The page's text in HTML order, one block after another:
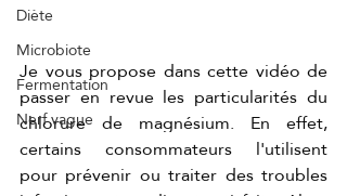
Diète
Microbiote
Fermentation
Nerf vague
Je vous propose dans cette vidéo de
passer en revue les particularités du
chlorure de magnésium. En effet,
certains consommateurs l'utilisent
pour prévenir ou traiter des troubles